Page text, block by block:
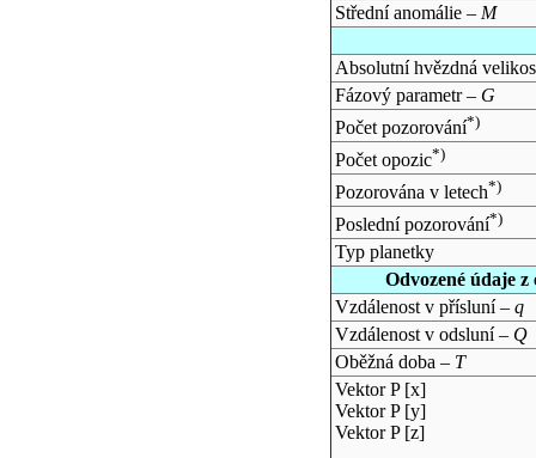
Střední anomálie – M
Absolutní hvězdná
Fázový parametr – G
Počet pozorování*)
Počet opozic*)
Pozorována v letech*)
Poslední pozorování*)
Typ planetky
Odvozené údaje
Vzdálenost v přísluní – q
Vzdálenost v odsluní – Q
Oběžná doba – T
Vektor P [x]
Vektor P [y]
Vektor P [z]